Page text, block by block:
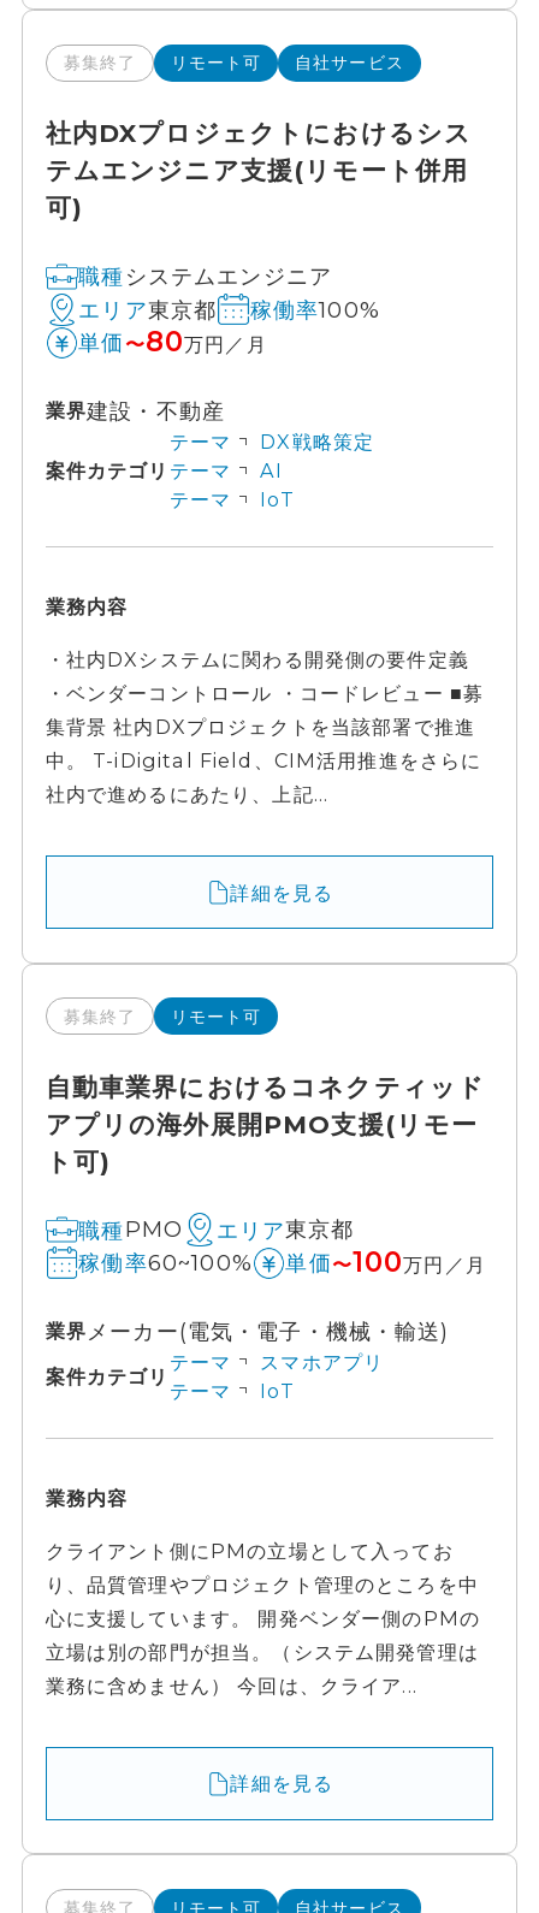
募集終了 リモート可 自社サービス
社内DXプロジェクトにおけるシス
テムエンジニア支援(リモート併用
可)
職種システムエンジニア
エリア東京都 稼働率100%
単価 〜80万円／月
業界建設・不動産
案件カテゴリ
テーマ
DX戦略策定
テーマ
AI
テーマ
IoT
業務内容
・社内DXシステムに関わる開発側の要件定義
・ベンダーコントロール ・コードレビュー ■募
集背景 社内DXプロジェクトを当該部署で推進
中。 T-iDigital Field、CIM活用推進をさらに
社内で進めるにあたり、上記...
詳細を見る
募集終了 リモート可
自動車業界におけるコネクティッド
アプリの海外展開PMO支援(リモー
ト可)
職種PMO エリア東京都
稼働率60~100% 単価〜100万円／月
業界 メーカー(電気・電子・機械・輸送)
案件カテゴリ
テーマ
スマホアプリ
テーマ
IoT
業務内容
クライアント側にPMの立場として入ってお
り、品質管理やプロジェクト管理のところを中
心に支援しています。 開発ベンダー側のPMの
立場は別の部門が担当。（システム開発管理は
業務に含めません） 今回は、クライア...
詳細を見る
募集終了 リモート可 自社サービス